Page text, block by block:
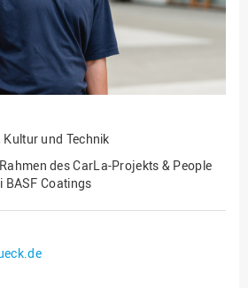
und Technik
des CarLa-Projekts & People
BASF Coatings